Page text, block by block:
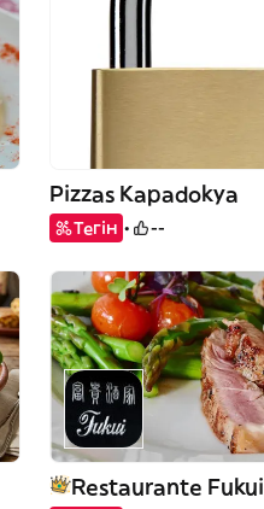
Pizzas Kapadokya
Тегін --
Restaurante Fukui